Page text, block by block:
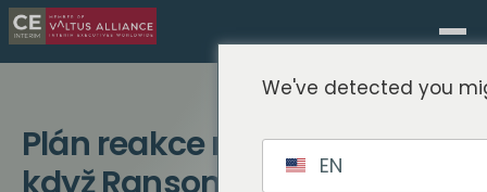
Plán reakce na incident,
We've detected you
EN